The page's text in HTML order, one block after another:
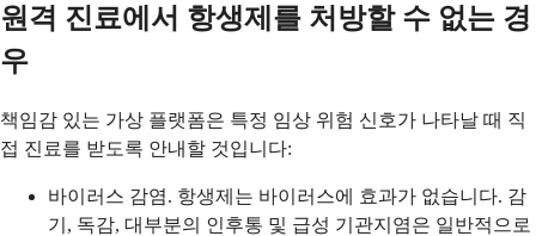
원격 진료에서 항생제를 처방할 수 없는 경
우
책임감 있는 가상 플랫폼은 특정 임상 위험 신호가 나타날 때 직
접 진료를 받도록 안내할 것입니다:
바이러스 감염. 항생제는 바이러스에 효과가 없습니다. 감
기, 독감, 대부분의 인후통 및 급성 기관지염은 일반적으로